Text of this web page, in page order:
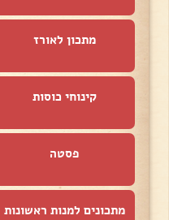
מתכון לאורז
קינוחי כוסות
פסטה
מתכונים למנות ראשונות